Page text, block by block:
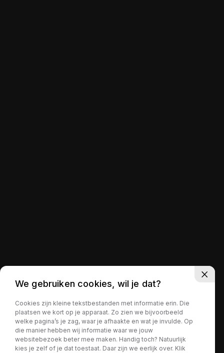
We gebruiken cookies, wil je dat?
Cookies zijn kleine tekstbestanden met informatie erin. Die
plaatsen we kort op je apparaat. Zo zien we bijvoorbeeld
welke pagina’s je zag, waar je afhaakte en wat je invulde. Op
die manier hebben wij informatie waar we jouw
websitebezoek beter mee maken. Handig toch? Natuurlijk
kies je zelf of je dat toestaat. Daar zijn we eerlijk over. Klik